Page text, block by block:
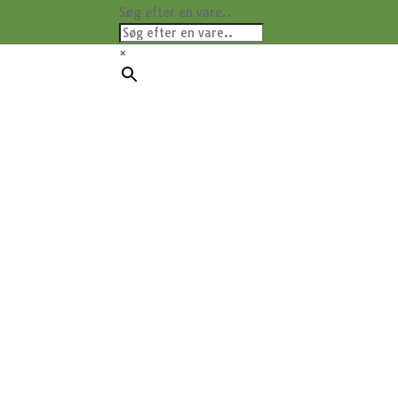
Søg efter en vare..
×